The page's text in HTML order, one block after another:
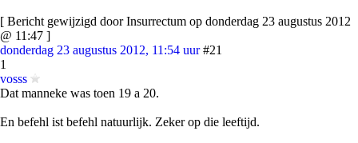
[ Bericht gewijzigd door Insurrectum op donderdag 23 augustus 2012
@ 11:47 ]
donderdag 23 augustus 2012, 11:54 uur #21
1
vosss
Dat manneke was toen 19 a 20.
En befehl ist befehl natuurlijk. Zeker op die leeftijd.